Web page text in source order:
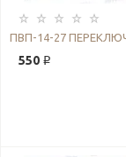
ПВП-14-27
550 ₽